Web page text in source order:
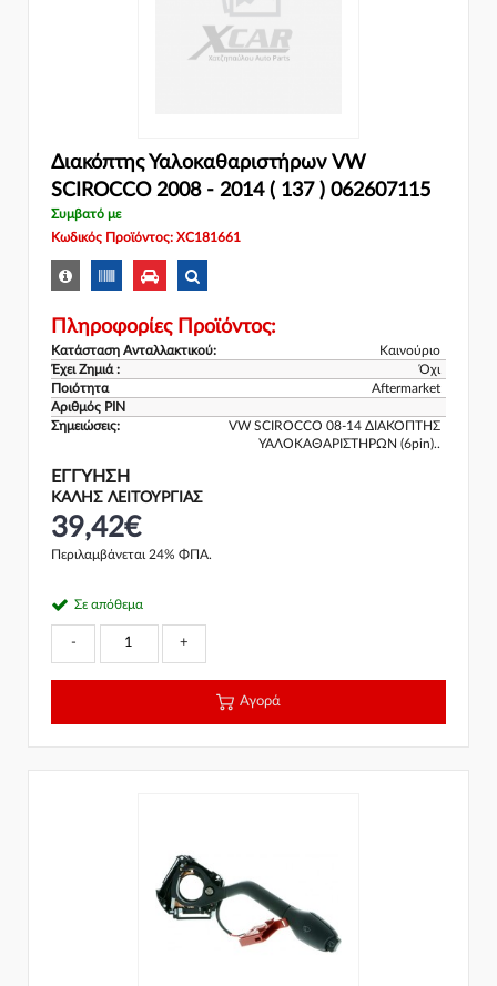
Διακόπτης Υαλοκαθαριστήρων VW
SCIROCCO 2008 - 2014 ( 137 ) 062607115
Συμβατό με
Κωδικός Προϊόντος: XC181661
Πληροφορίες Προϊόντος:
Κατάσταση Ανταλλακτικού:
Καινούριο
Έχει Ζημιά :
Όχι
Ποιότητα
Aftermarket
Αριθμός PIN
Σημειώσεις:
VW SCIROCCO 08-14 ΔΙΑΚΟΠΤΗΣ
ΥΑΛΟΚΑΘΑΡΙΣΤΗΡΩΝ (6pin)..
ΕΓΓΎΗΣΗ
ΚΑΛΗΣ ΛΕΙΤΟΥΡΓΙΑΣ
39,42€
Περιλαμβάνεται 24% ΦΠΑ.
Σε απόθεμα
- +
Αγορά